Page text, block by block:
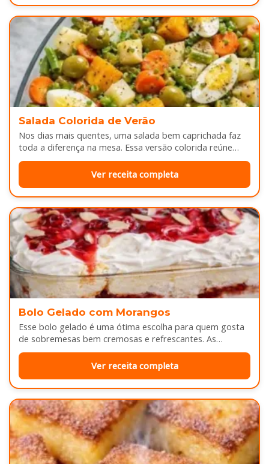
Salada Colorida de Verão
Nos dias mais quentes, uma salada bem caprichada faz
toda a diferença na mesa. Essa versão colorida reúne
legumes cozidos…
Ver receita completa
Bolo Gelado com Morangos
Esse bolo gelado é uma ótima escolha para quem gosta
de sobremesas bem cremosas e refrescantes. As
camadas de massa…
Ver receita completa